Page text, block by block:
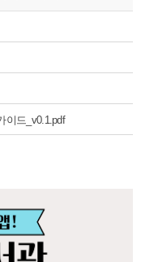
이드_v0.1.pdf